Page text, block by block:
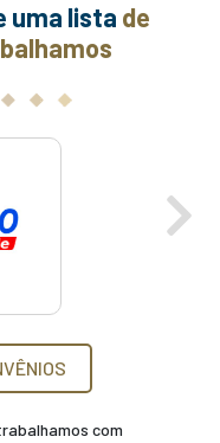
uma lista de
com